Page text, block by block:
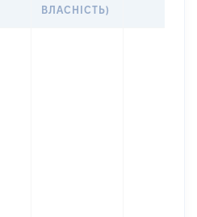
ВЛАСНІСТЬ)